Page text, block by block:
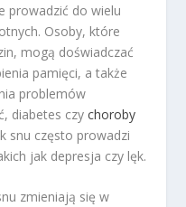
prowadzić do wielu
Osoby, które
mogą doświadczać
pamięci, a także
problemów
diabetes czychoroby
snu często prowadzi
jak depresja czy lęk.
zmieniają się w